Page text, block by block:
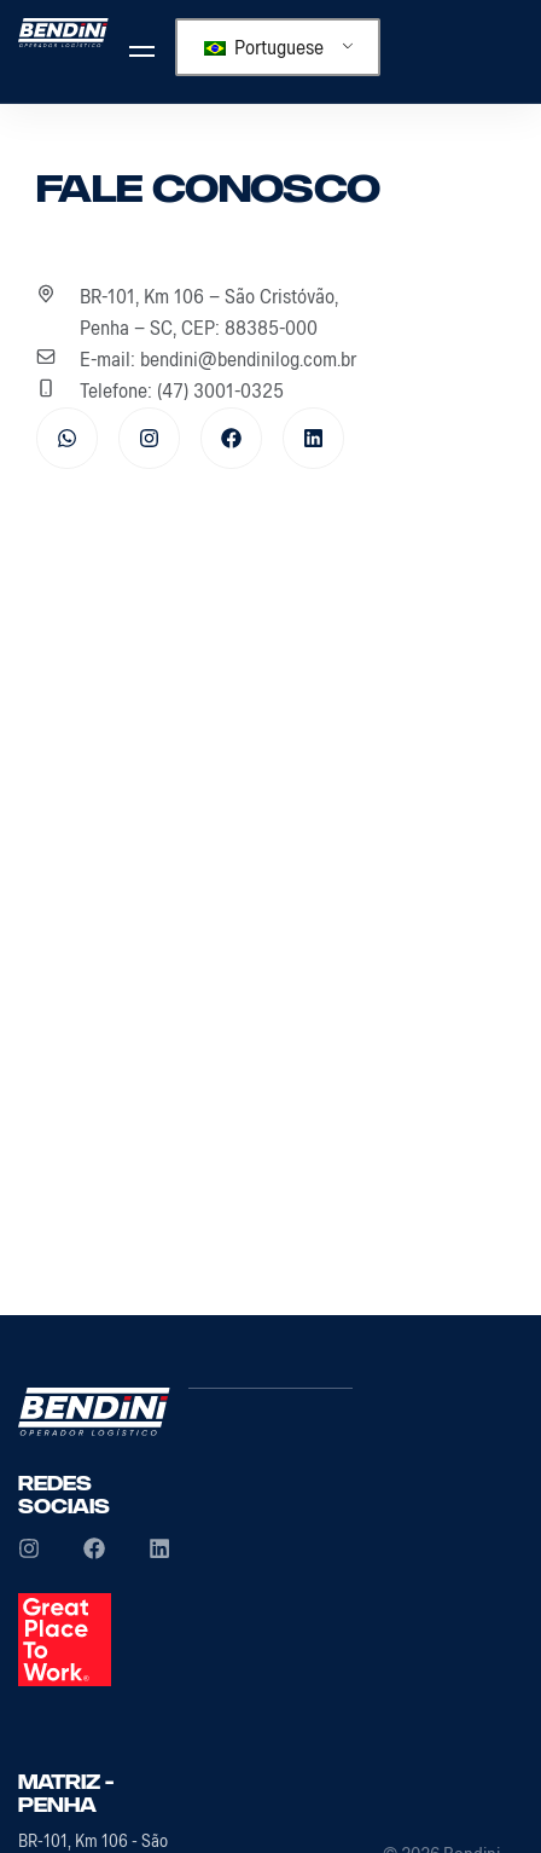
Portuguese
Fale Conosco
BR-101, Km 106 – São Cristóvão,
Penha – SC, CEP: 88385-000
E-mail: bendini@bendinilog.com.br
Telefone: (47) 3001-0325
Redes
Sociais
Matriz -
PENHA
BR-101, Km 106 - São